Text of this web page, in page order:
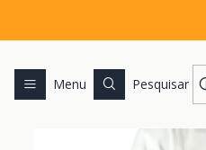
Menu Pesquisar